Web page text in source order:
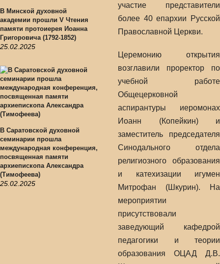
В Минской духовной
академии прошли V Чтения
памяти протоиерея Иоанна
Григоровича (1792-1852)
25.02.2025
В Саратовской духовной
семинарии прошла
международная конференция,
посвященная памяти
архиепископа Александра
(Тимофеева)
25.02.2025
участие представители
более 40 епархии Русской
Православной Церкви.
Церемонию открытия
возглавили проректор по
учебной работе
Общецерковной
аспирантуры иеромонах
Иоанн (Копейкин) и
заместитель председателя
Синодального отдела
религиозного образования
и катехизации игумен
Митрофан (Шкурин). На
мероприятии
присутствовали
заведующий кафедрой
педагогики и теории
образования ОЦАД Д.В.